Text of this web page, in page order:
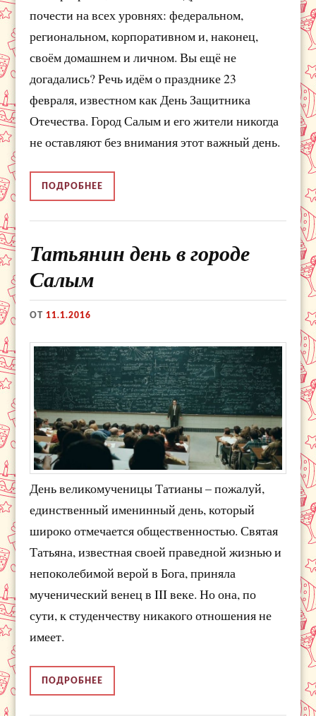
почести на всех уровнях: федеральном,
региональном, корпоративном и, наконец,
своём домашнем и личном. Вы ещё не
догадались? Речь идём о празднике 23
февраля, известном как День Защитника
Отечества. Город Салым и его жители никогда
не оставляют без внимания этот важный день.
ПОДРОБНЕЕ
Татьянин день в городе
Салым
ОТ11.1.2016
День великомученицы Татианы – пожалуй,
единственный именинный день, который
широко отмечается общественностью. Святая
Татьяна, известная своей праведной жизнью и
непоколебимой верой в Бога, приняла
мученический венец в III веке. Но она, по
сути, к студенчеству никакого отношения не
имеет.
ПОДРОБНЕЕ